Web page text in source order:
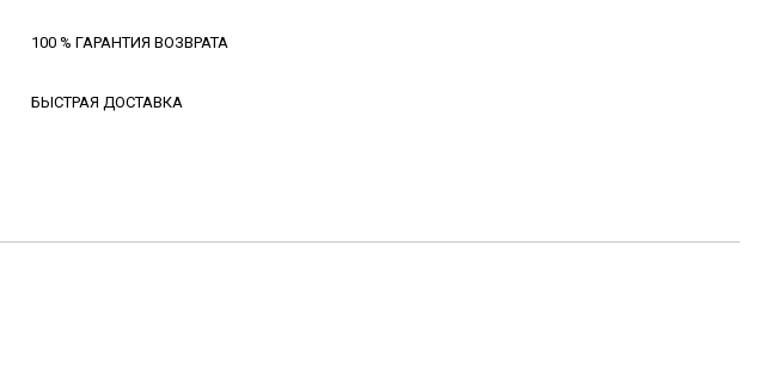
100 % ГАРАНТИЯ ВОЗВРАТА
БЫСТРАЯ ДОСТАВКА